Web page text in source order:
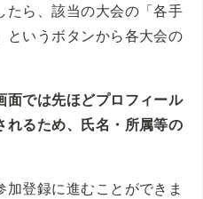
たら、該当の大会の「各手
というボタンから各大会の
面では先ほどプロフィール
れるため、氏名・所属等の
登録に進むことができま